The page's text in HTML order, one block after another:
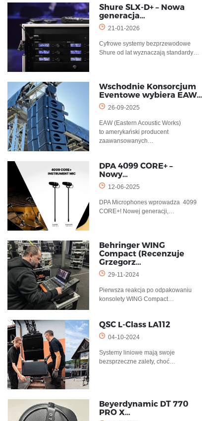
Shure SLX-D+ – Nowa
generacja…
21-01-2026
Cyfrowe systemy bezprzewodowe
Shure od lat wyznaczają standardy…
Wschodnie Konsorcjum
Eventowe wybiera EAW…
26-09-2025
EAW (Eastern Acoustic Works)
to amerykański producent
zaawansowanych…
DPA 4099 CORE+ –
Nowy…
12-06-2025
DPA Microphones wprowadza 4099
CORE+! Nowej generacji,…
Behringer WING
Compact (Recenzuje
Grzegorz…
29-11-2024
Pierwsza reakcja po odpakowaniu
konsolety WING Compact…
QSC L-Class LA112
04-10-2024
Systemy liniowe mają swoje
bezsprzeczne zalety, choć…
Beyerdynamic DT 770
PRO X…